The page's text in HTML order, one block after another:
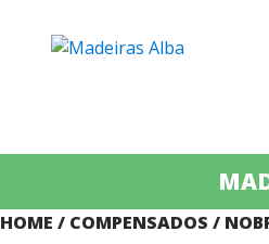
HOME / COMPENSADOS /